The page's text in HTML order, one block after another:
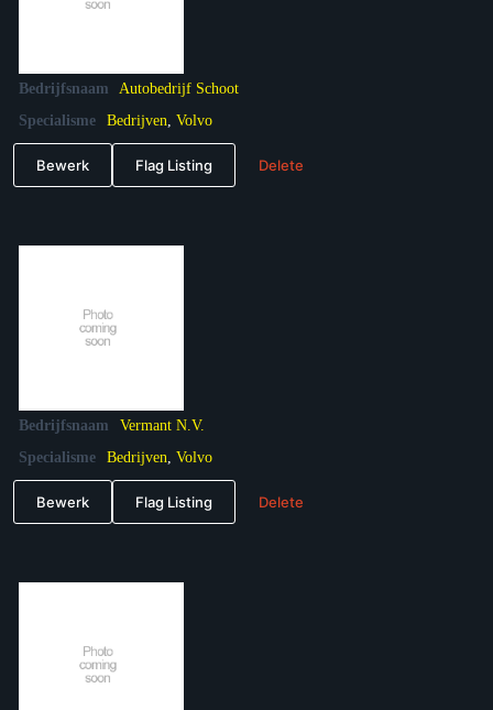
Bedrijfsnaam
Autobedrijf Schoot
Specialisme
Bedrijven Volvo
Bewerk Flag Listing Delete
Bedrijfsnaam
Vermant N.V.
Specialisme
Bedrijven Volvo
Bewerk Flag Listing Delete